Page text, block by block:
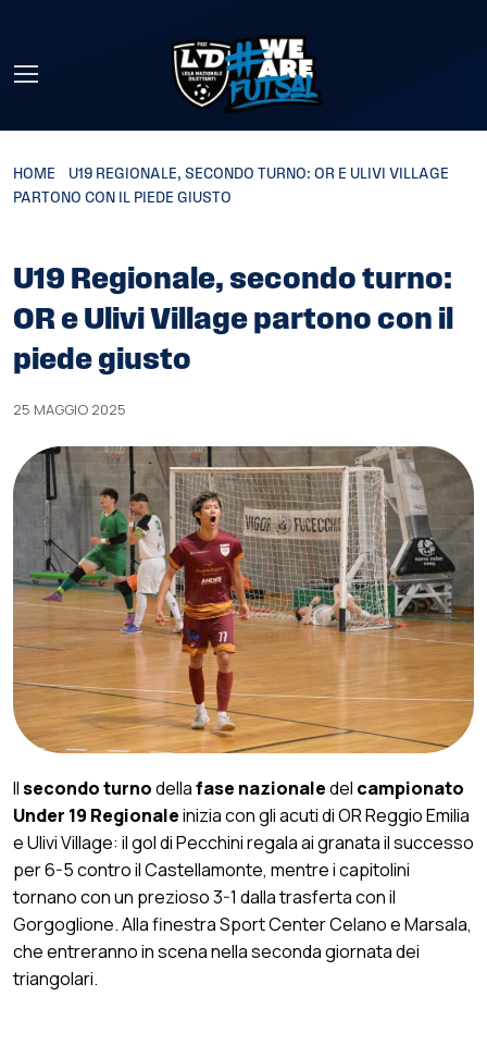
HOME
U19 REGIONALE, SECONDO TURNO: OR E ULIVI VILLAGE
PARTONO CON IL PIEDE GIUSTO
U19 Regionale, secondo turno:
OR e Ulivi Village partono con il
piede giusto
25 MAGGIO 2025
Ilsecondo turnodellafase nazionaledel campionato
Under 19 Regionaleinizia con gli acuti di OR Reggio Emilia
e Ulivi Village: il gol di Pecchini regala ai granata il successo
per 6-5 contro il Castellamonte, mentre i capitolini
tornano con un prezioso 3-1 dalla trasferta con il
Gorgoglione. Alla finestra Sport Center Celano e Marsala,
che entreranno in scena nella seconda giornata dei
triangolari.